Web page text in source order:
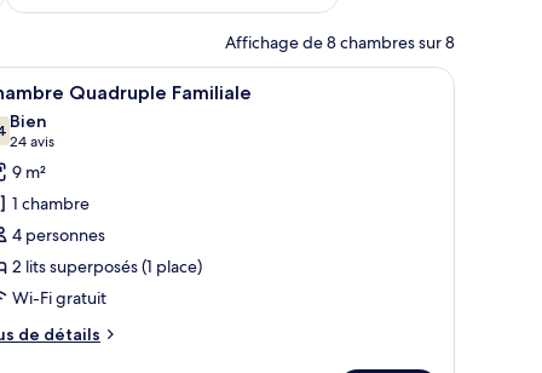
Affichage de 8 chambres sur 8
d’un lit superposé, d’un petit bureau et d’une chaise.
:
Une petite chambre avec des lits
4 Quadruple Familiale
sur 10
Bien
24 avis
(24 avis)
9 m²
1 chambre
4 personnes
2 lits superposés (1 place)
Wi-Fi gratuit
de détails